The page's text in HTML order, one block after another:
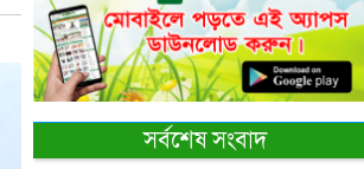
সর্বশেষ সংবাদ